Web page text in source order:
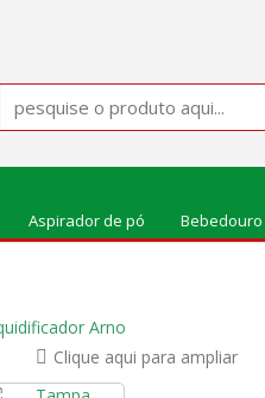
Aspirador de pó Bebedouro
Clique aqui para ampliar